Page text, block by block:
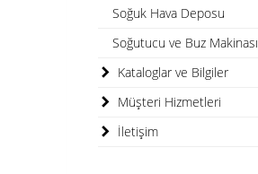
Soğuk Hava Deposu
Soğutucu ve Buz Makinası
Kataloglar ve Bilgiler
Müşteri Hizmetleri
İletişim